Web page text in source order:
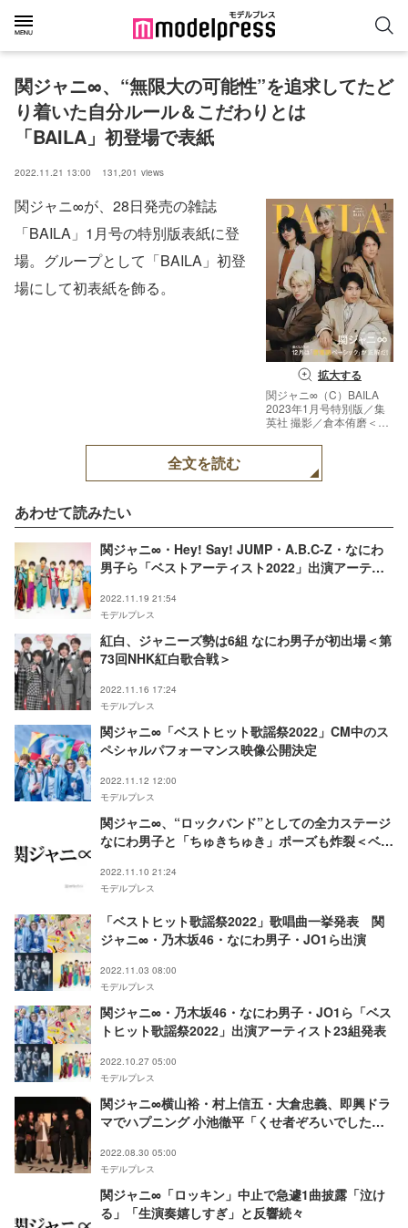
関ジャニ∞、“無限大の可能性”を追求してたど
り着いた自分ルール＆こだわりとは
「BAILA」初登場で表紙
2022.11.21 13:00 131,201 views
拡大する
関ジャニ∞（C）BAILA
2023年1月号特別版／集
英社 撮影／倉本侑磨＜
関ジャニ∞が、28日発売の雑誌
「BAILA」1月号の特別版表紙に登
場。グループとして「BAILA」初登
場にして初表紙を飾る。
全文を読む
あわせて読みたい
関ジャニ∞・Hey! Say! JUMP・A.B.C-Z・なにわ
男子ら「ベストアーティスト2022」出演アーティ
2022.11.19 21:54
モデルプレス
紅白、ジャニーズ勢は6組 なにわ男子が初出場＜第
73回NHK紅白歌合戦＞
2022.11.16 17:24
モデルプレス
関ジャニ∞「ベストヒット歌謡祭2022」CM中のス
ペシャルパフォーマンス映像公開決定
2022.11.12 12:00
モデルプレス
関ジャニ∞、“ロックバンド”としての全力ステージ
なにわ男子と「ちゅきちゅき」ポーズも炸裂＜ベス
2022.11.10 21:24
モデルプレス
「ベストヒット歌謡祭2022」歌唱曲一挙発表 関
ジャニ∞・乃木坂46・なにわ男子・JO1ら出演
2022.11.03 08:00
モデルプレス
関ジャニ∞・乃木坂46・なにわ男子・JO1ら「ベス
トヒット歌謡祭2022」出演アーティスト23組発表
2022.10.27 05:00
モデルプレス
関ジャニ∞横山裕・村上信五・大倉忠義、即興ドラ
マでハプニング 小池徹平「くせ者ぞろいでした
2022.08.30 05:00
モデルプレス
関ジャニ∞「ロッキン」中止で急遽1曲披露「泣け
る」「生演奏嬉しすぎ」と反響続々